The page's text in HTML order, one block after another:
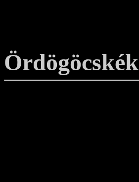
Ördögöcskék